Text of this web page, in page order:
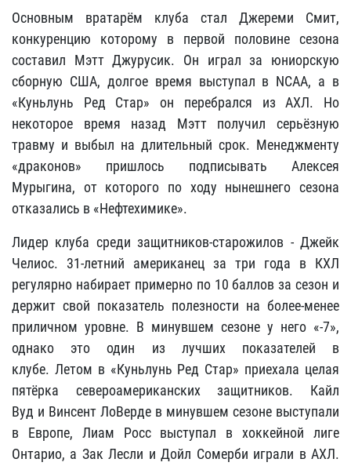
Основным вратарём клуба стал Джереми Смит,
конкуренцию которому в первой половине сезона
составил Мэтт Джурусик. Он играл за юниорскую
сборную США, долгое время выступал в NCAA, а в
«Куньлунь Ред Стар» он перебрался из АХЛ. Но
некоторое время назад Мэтт получил серьёзную
травму и выбыл на длительный срок. Менеджменту
«драконов» пришлось подписывать Алексея
Мурыгина, от которого по ходу нынешнего сезона
отказались в «Нефтехимике».
Лидер клуба среди защитников-старожилов - Джейк
Челиос. 31-летний американец за три года в КХЛ
регулярно набирает примерно по 10 баллов за сезон и
держит свой показатель полезности на более-менее
приличном уровне. В минувшем сезоне у него «-7»,
однако это один из лучших показателей в
клубе. Летом в «Куньлунь Ред Стар» приехала целая
пятёрка североамериканских защитников. Кайл
Вуд и Винсент ЛоВерде в минувшем сезоне выступали
в Европе, Лиам Россвыступал в хоккейной лиге
Онтарио, а Зак Лесли иДойл Сомерби играли в АХЛ.